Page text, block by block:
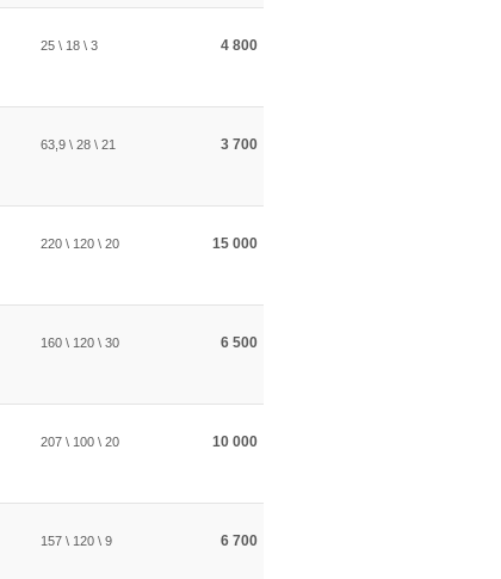
25 \ 18 \ 3 4 800
63,9 \ 28 \ 21 3 700
220 \ 120 \ 20 15 000
160 \ 120 \ 30 6 500
207 \ 100 \ 20 10 000
157 \ 120 \ 9 6 700